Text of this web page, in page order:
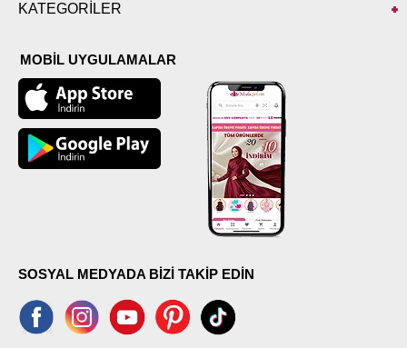
KATEGORİLER
MOBİL UYGULAMALAR
SOSYAL MEDYADA BİZİ TAKİP EDİN